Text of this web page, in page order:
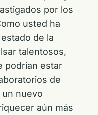
por los
usted ha
de la
talentosos,
podrían estar
de
nuevo
aún más